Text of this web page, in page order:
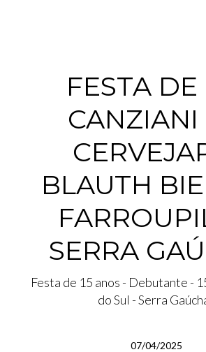
FESTA DE
CANZIANI
BLAUTH
SERRA
Festa de 15 anos - Debutante -
do Sul - Serra
07/04/2025